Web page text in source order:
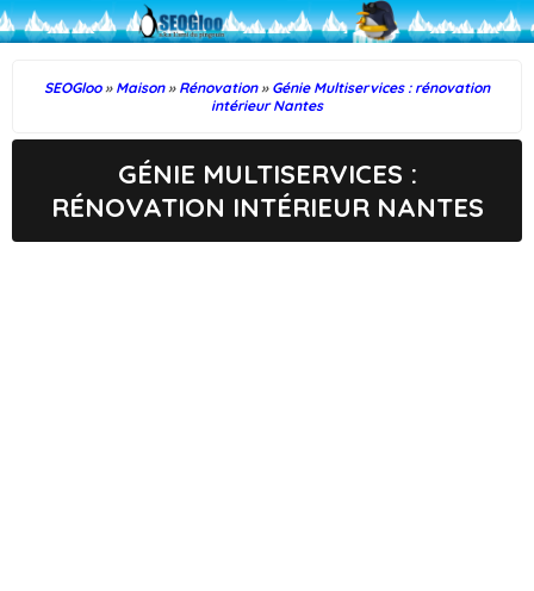
SEOGloo » Maison » Rénovation » Génie Multiservices : rénovation
intérieur Nantes
GÉNIE MULTISERVICES :
RÉNOVATION INTÉRIEUR NANTES